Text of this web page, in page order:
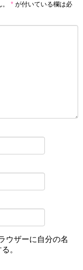
* が付いている欄は必
ウザーに自分の名
。